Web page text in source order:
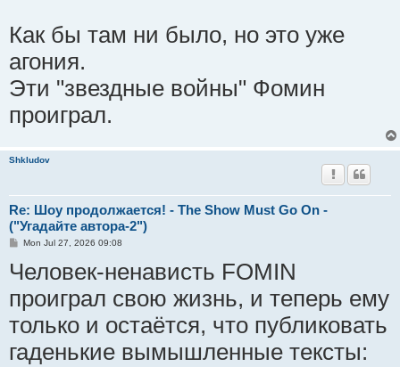
Как бы там ни было, но это уже
агония.
Эти "звездные войны" Фомин
проиграл.
Shkludov
Re: Шоу продолжается! - The Show Must Go On -
("Угадайте автора-2")
P
s
t
Mon Jul 27, 2026 09:08
Человек-ненависть FOMIN
проиграл свою жизнь, и теперь ему
только и остаётся, что публиковать
гаденькие вымышленные тексты: